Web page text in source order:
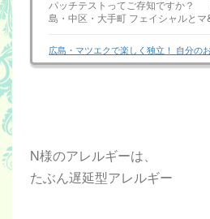
パッチテストってご存知ですか
島・中区・大手町 フェイシャルとマ
広島・マツエクで楽しく独立！ 自分の
サポート♪ まつ毛エクステ専門店ビー
N様のアレルギーは、
たぶん遅延型アレルギー